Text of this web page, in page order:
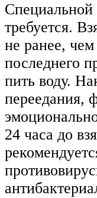
Специальной
требуется.
не ранее, чем
последнего
пить воду.
переедания,
24 часа до